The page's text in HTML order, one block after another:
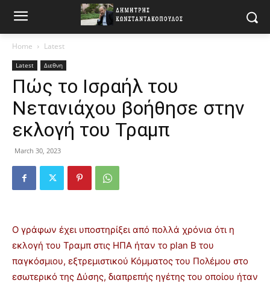
Home Latest
Latest Διεθνη
Πώς το Ισραήλ του
Νετανιάχου βοήθησε στην
εκλογή του Τραμπ
March 30, 2023
Ο γράφων έχει υποστηρίξει από πολλά χρόνια ότι η
εκλογή του Τραμπ στις ΗΠΑ ήταν το plan Β του
παγκόσμιου, εξτρεμιστικού Κόμματος του Πολέμου στο
εσωτερικό της Δύσης, διαπρεπής ηγέτης του οποίου ήταν